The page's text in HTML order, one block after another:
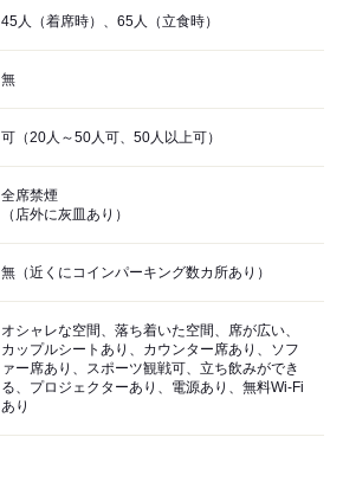
45人（着席時）、65人（立食時）
無
可（20人～50人可、50人以上可）
全席禁煙
（店外に灰皿あり）
無（近くにコインパーキング数カ所あり）
オシャレな空間、落ち着いた空間、席が広い、
カップルシートあり、カウンター席あり、ソフ
ァー席あり、スポーツ観戦可、立ち飲みができ
る、プロジェクターあり、電源あり、無料Wi-Fi
あり